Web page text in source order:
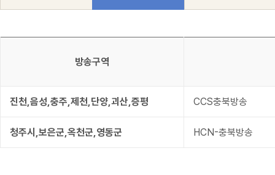
방송구역
진천,음성,충주,제천,단양,괴산,증평 CCS충북방송
청주시,보은군,옥천군,영동군 HCN-충북방송